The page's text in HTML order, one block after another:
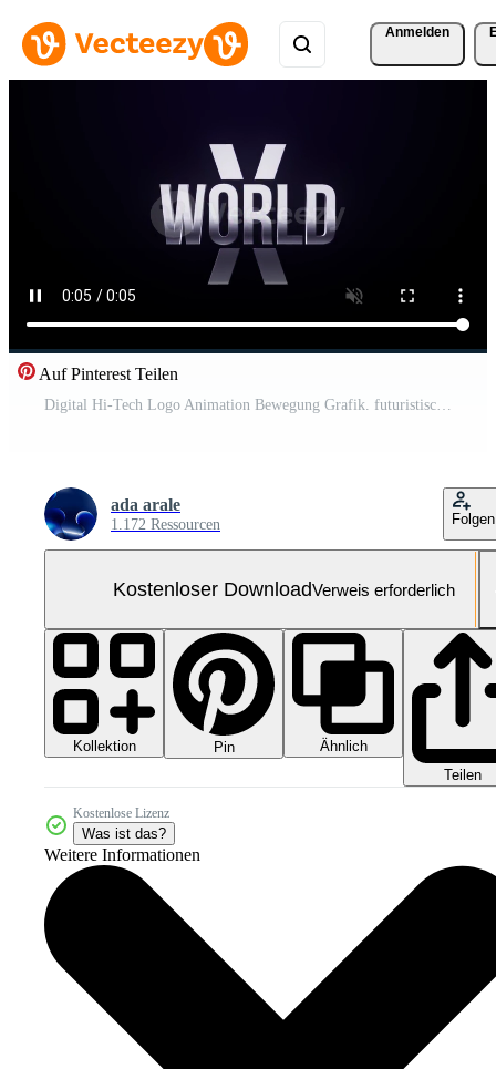
Anmelden
Auf Pinterest Teilen
Digital Hi-Tech Logo Animation Bewegung Grafik. futuristisch Technik Logo Animation Kostenloses Video
ada arale
1.172 Ressourcen Folgen
Kostenloser DownloadVerweis erforderlich
Kollektion Pin
Ähnlich
Teilen
Kostenlose Lizenz
Was ist das?
Weitere Informationen